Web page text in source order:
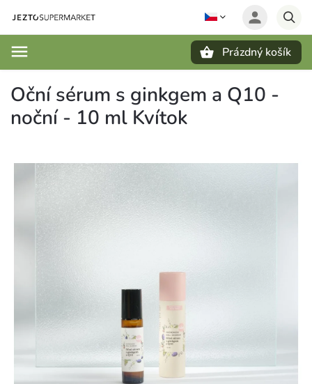
Prázdný košík
Oční sérum s ginkgem a Q10 -
noční - 10 ml Kvítok